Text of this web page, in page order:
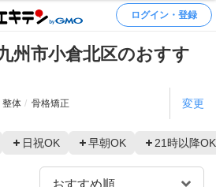
ログイン・登録
州市小倉北区のおすす
整体 骨格矯正 変更
日祝OK 早朝OK 21時以降OK